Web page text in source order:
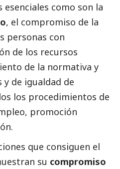
esenciales como son la
, el compromiso de la
personas con
de los recursos
de la normativa y
y de igualdad de
los procedimientos de
promoción
que consiguen el
su compromiso